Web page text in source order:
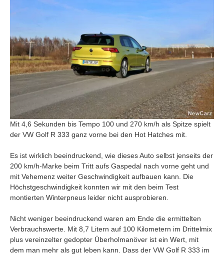
Mit 4,6 Sekunden bis Tempo 100 und 270 km/h als Spitze spielt
der VW Golf R 333 ganz vorne bei den Hot Hatches mit.
Es ist wirklich beeindruckend, wie dieses Auto selbst jenseits der
200 km/h-Marke beim Tritt aufs Gaspedal nach vorne geht und
mit Vehemenz weiter Geschwindigkeit aufbauen kann. Die
Höchstgeschwindigkeit konnten wir mit den beim Test
montierten Winterpneus leider nicht ausprobieren.
Nicht weniger beeindruckend waren am Ende die ermittelten
Verbrauchswerte. Mit 8,7 Litern auf 100 Kilometern im Drittelmix
plus vereinzelter gedopter Überholmanöver ist ein Wert, mit
dem man mehr als gut leben kann. Dass der VW Golf R 333 im